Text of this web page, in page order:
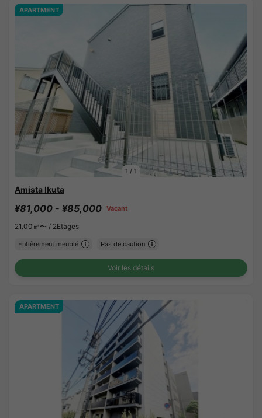
1 / 1
APARTMENT
Amista Ikuta
¥81,000 - ¥85,000 Vacant
21.00㎡〜 / 2Etages
Entièrement meublé Pas de caution
Voir les détails
APARTMENT